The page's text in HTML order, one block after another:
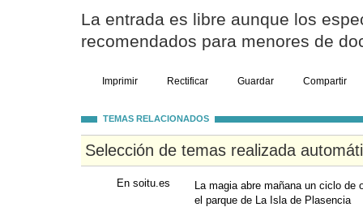
La entrada es libre aunque los
recomendados para menores de
Imprimir Rectificar Guardar Compartir
TEMAS RELACIONADOS
Selección de temas realizada
En soitu.es
La magia abre mañana un ciclo de
el parque de La Isla de Plasencia